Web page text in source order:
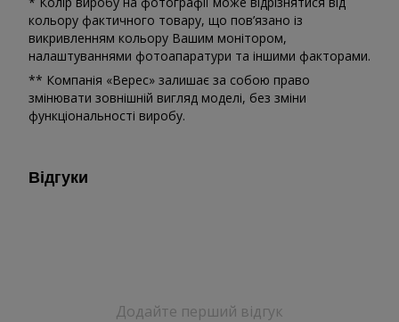
кольору фактичного товару, що пов’язано із
викривленням кольору Вашим монітором,
налаштуваннями фотоапаратури та іншими факторами.
** Компанія «Верес» залишає за собою право
змінювати зовнішній вигляд моделі, без зміни
функціональності виробу.
Відгуки
Додайте перший відгук